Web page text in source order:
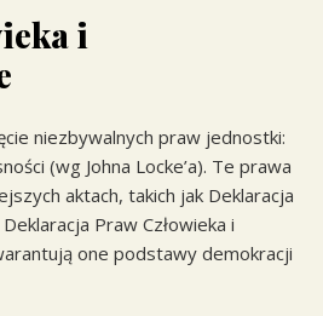
i
niezbywalnych praw jednostki:
(wg Johna Locke’a). Te prawa
aktach, takich jak Deklaracja
Praw Człowieka i
one podstawy demokracji